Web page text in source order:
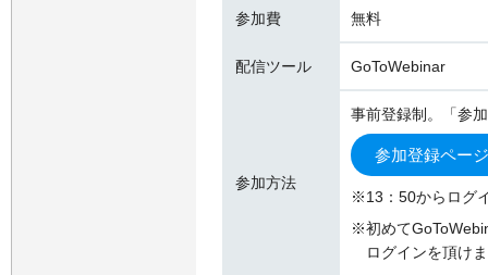
参加費 無料
配信ツール GoToWebinar
参加方法
事前登録制。「参
参加登録ページ
※13：50からログ
※初めて
ログインを頂け